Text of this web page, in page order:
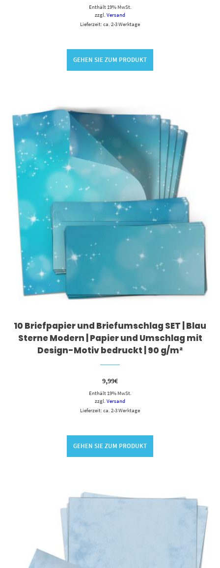
Enthält 19% MwSt.
zzgl. Versand
Lieferzeit: ca. 2-3 Werktage
GEHEN SIE ZUM PRODUKT
10 Briefpapier und Briefumschlag SET | Blau
Sterne Modern | Papier und Umschlag mit
Design-Motiv bedruckt | 90 g/m²
9,99€
Enthält 19% MwSt.
zzgl. Versand
Lieferzeit: ca. 2-3 Werktage
GEHEN SIE ZUM PRODUKT